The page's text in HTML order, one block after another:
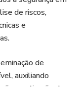
de riscos,
e
de
auxiliando